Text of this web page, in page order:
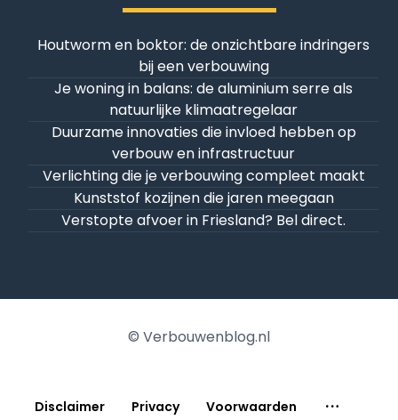
Houtworm en boktor: de onzichtbare indringers
bij een verbouwing
Je woning in balans: de aluminium serre als
natuurlijke klimaatregelaar
Duurzame innovaties die invloed hebben op
verbouw en infrastructuur
Verlichting die je verbouwing compleet maakt
Kunststof kozijnen die jaren meegaan
Verstopte afvoer in Friesland? Bel direct.
© Verbouwenblog.nl
Disclaimer Privacy Voorwaarden